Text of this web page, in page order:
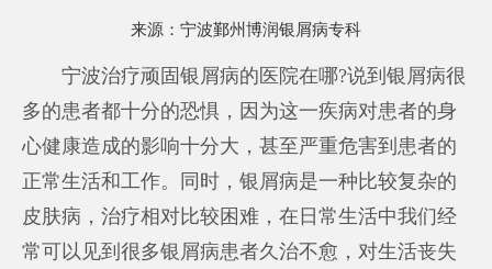
来源： 宁波鄞州博润银屑病专科
宁波治疗顽固银屑病的医院在哪?说到银屑病很
多的患者都十分的恐惧，因为这一疾病对患者的身
心健康造成的影响十分大，甚至严重危害到患者的
正常生活和工作。同时，银屑病是一种比较复杂的
皮肤病，治疗相对比较困难，在日常生活中我们经
常可以见到很多银屑病患者久治不愈，对生活丧失